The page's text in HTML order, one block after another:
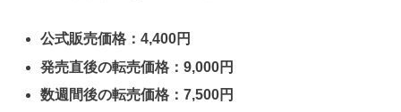
公式販売価格：4,400円
発売直後の転売価格：9,000円
数週間後の転売価格：7,500円